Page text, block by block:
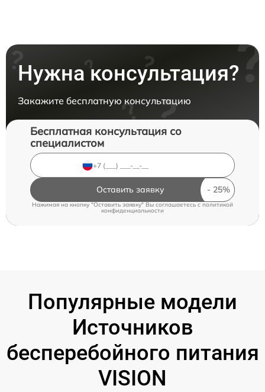
Нужна консультация?
Закажите бесплатную консультацию
Бесплатная консультация со
специалистом
Оставить заявку
Нажимая на кнопку "Оставить заявку" Вы соглашаетесь c политикой
конфиденциальности
Популярные модели
Источников
бесперебойного питания
VISION